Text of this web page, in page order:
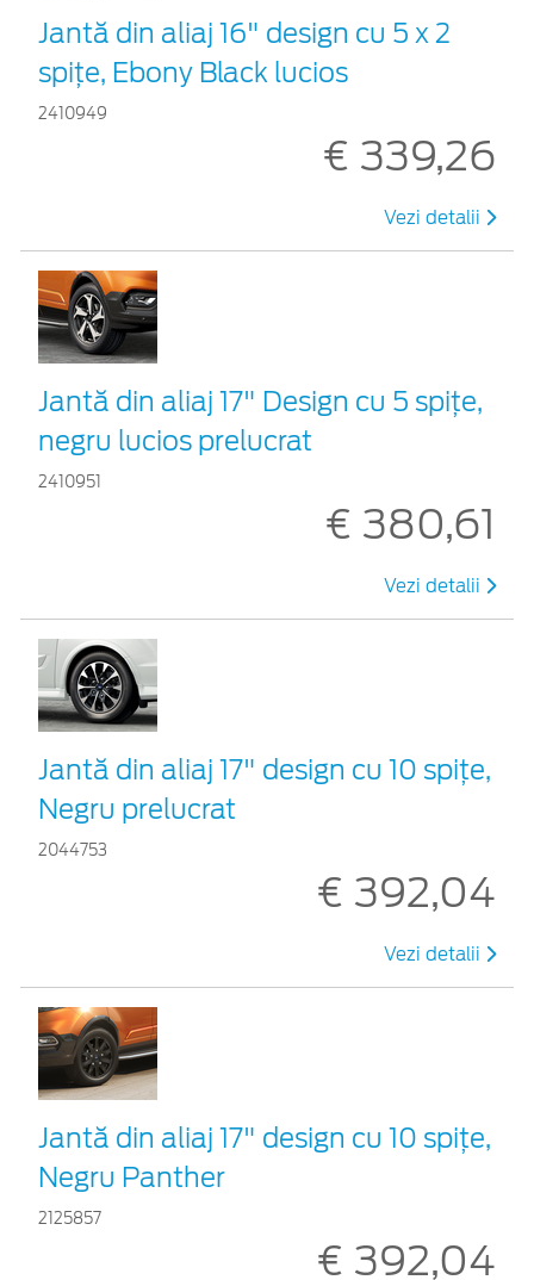
Jantă din aliaj 16" design cu 5 x 2
spițe, Ebony Black lucios
2410949
€ 339,26
Vezi detalii
Jantă din aliaj 17" Design cu 5 spiţe,
negru lucios prelucrat
2410951
€ 380,61
Vezi detalii
Jantă din aliaj 17" design cu 10 spițe,
Negru prelucrat
2044753
€ 392,04
Vezi detalii
Jantă din aliaj 17" design cu 10 spițe,
Negru Panther
2125857
€ 392,04